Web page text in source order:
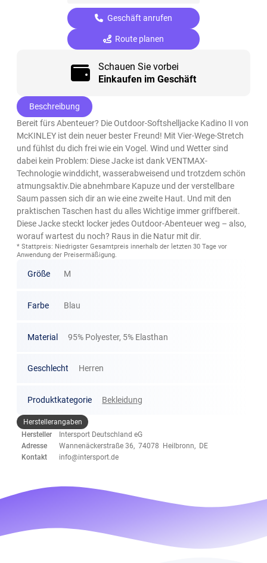
Geschäft anrufen
Route planen
Schauen Sie vorbei
Einkaufen im Geschäft
Beschreibung
Bereit fürs Abenteuer? Die Outdoor-Softshelljacke Kadino II von
McKINLEY ist dein neuer bester Freund! Mit Vier-Wege-Stretch
und fühlst du dich frei wie ein Vogel. Wind und Wetter sind
dabei kein Problem: Diese Jacke ist dank VENTMAX-
Technologie winddicht, wasserabweisend und trotzdem schön
atmungsaktiv.Die abnehmbare Kapuze und der verstellbare
Saum passen sich dir an wie eine zweite Haut. Und mit den
praktischen Taschen hast du alles Wichtige immer griffbereit.
Diese Jacke steckt locker jedes Outdoor-Abenteuer weg – also,
worauf wartest du noch? Raus in die Natur mit dir.
* Stattpreis: Niedrigster Gesamtpreis innerhalb der letzten 30 Tage vor
Anwendung der Preisermäßigung.
Größe M
Farbe Blau
Material 95% Polyester, 5% Elasthan
Geschlecht Herren
Produktkategorie Bekleidung
Herstellerangaben
Hersteller
Intersport Deutschland eG
Adresse
Wannenäckerstraße 36, 74078 Heilbronn, DE
Kontakt
info@intersport.de